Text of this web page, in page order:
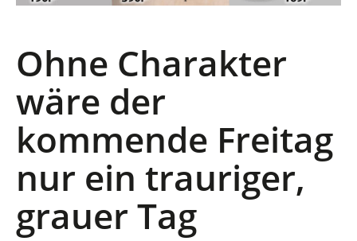
Ohne Charakter
wäre der
kommende Freitag
nur ein trauriger,
grauer Tag